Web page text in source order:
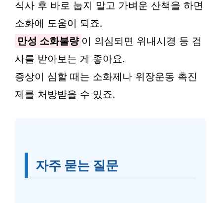
식사 후 바로 눕지 말고 가벼운 산책을 하면
소화에 도움이 되죠.
만성 소화불량 이 의심되면 위내시경 등 검
사를 받아보는 게 좋아요.
증상이 심할 때는 소화제나 위장운동 촉진
제를 처방받을 수 있죠.
자주 묻는 질문